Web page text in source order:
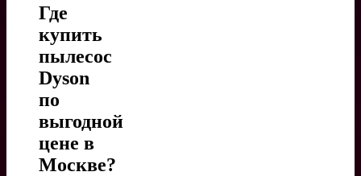
Где
купить
пылесос
Dyson
по
выгодной
цене в
Москве?